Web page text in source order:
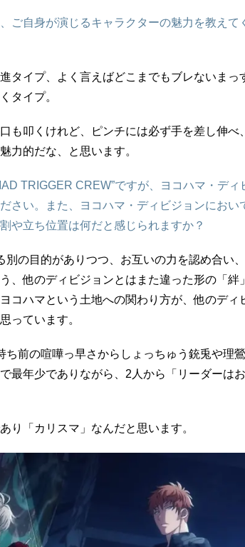
自身が演じるキャラクターの魅力を教えて
タイプ、よく言えばどこまでもブレないまっ
タイプ。
も叩くけれど、ピンチには必ず手を差し伸べ
力的だな、と思います。
TRIGGER CREW”ですが、ヨコハマ・ディ
さい。また、ヨコハマ・ディビジョンにおい
や立ち位置は何だと感じられますか？
別の目的がありつつ、お互いの力を認め合い
、他のディビジョンとはまた違った形の「絆
コハマという土地への関わり方が、他のディ
っています。
ち前の喧嘩っ早さからしょっちゅう銃兎や理
最年少でありながら、2人から「リーダーは
り「カリスマ」なんだと思います。